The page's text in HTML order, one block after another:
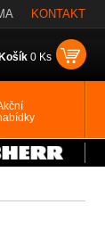
KONTAKT
Košík0 Ks